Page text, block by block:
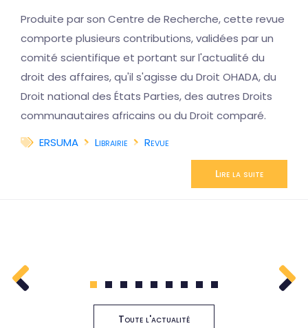
Produite par son Centre de Recherche, cette revue
comporte plusieurs contributions, validées par un
comité scientifique et portant sur l'actualité du
droit des affaires, qu'il s'agisse du Droit OHADA, du
Droit national des États Parties, des autres Droits
communautaires africains ou du Droit comparé.
ERSUMA
Librairie Revue
Lire la suite
1 2 3 4 5 6 7 8 9
Toute l'actualité